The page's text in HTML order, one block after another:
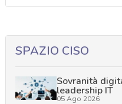
SPAZIO CISO
Sovranità
leadership IT
05 Ago 2026